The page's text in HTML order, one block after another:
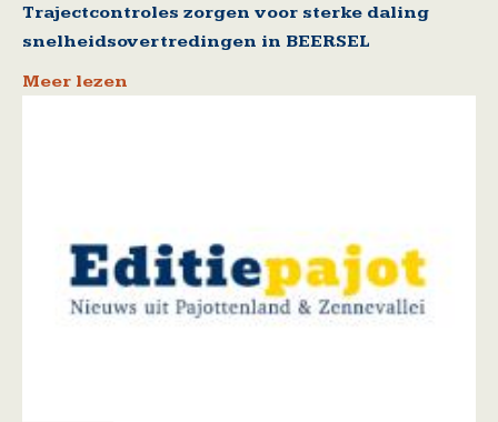
Trajectcontroles zorgen voor sterke daling
snelheidsovertredingen in BEERSEL
Meer lezen